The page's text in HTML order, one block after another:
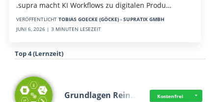
.supra macht KI Workflows zu digitalen Produ…
VERÖFFENTLICHT TOBIAS GOECKE (GÖCKE) - SUPRATIX GMBH
JUNI 6, 2026 | 3 MINUTEN LESEZEIT
Top 4 (Lernzeit)
Grundlagen Rein… Kostenfrei